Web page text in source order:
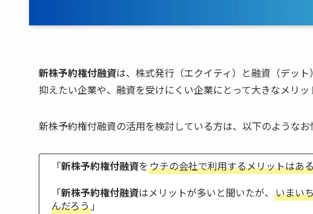
新株予約権付融資は、株式発行（エクイティ）と融資（デッ
抑えたい企業や、融資を受けにくい企業にとって大きなメリッ
新株予約権付融資の活用を検討している方は、以下のような
「新株予約権付融資をウチの会社で利用するメリットはあ
「新株予約権付融資はメリットが多いと聞いたが、 いまい
んだろう 」